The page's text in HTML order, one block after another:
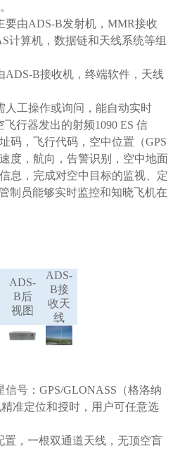
要由ADS-B发射机， MMR接收
计算机 ， 数据链和天线系统等组
ADS-B接收机，终端软件，天线
人工操作或询问 ， 能自动实时
飞行器发出的射频1090 ES 信
码 ， 飞行代码 ， 空中位置 （GPS
速度 ， 航向 ， 告警识别 ， 空中地面
息，完成对空中目标的监视、定
制员能够实时监控和知晓飞机在
ADS-
B后
视图
ADS-
B接
收天
线
号： GPS/GLONASS （格洛纳
精准定位和授时，用户可任意选
置，一根双通道天线，无顶空盲